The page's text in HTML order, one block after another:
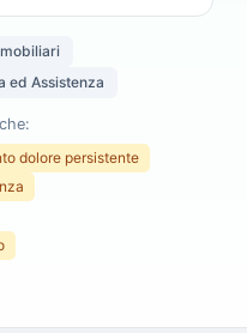
ed Assistenza
dolore persistente